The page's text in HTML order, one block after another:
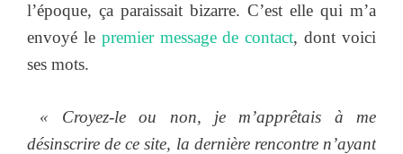
l’époque, ça paraissait bizarre. C’est elle qui m’a
envoyé le premier message de contact, dont voici
ses mots.
« Croyez-le ou non, je m’apprêtais à me
désinscrire de ce site, la dernière rencontre n’ayant